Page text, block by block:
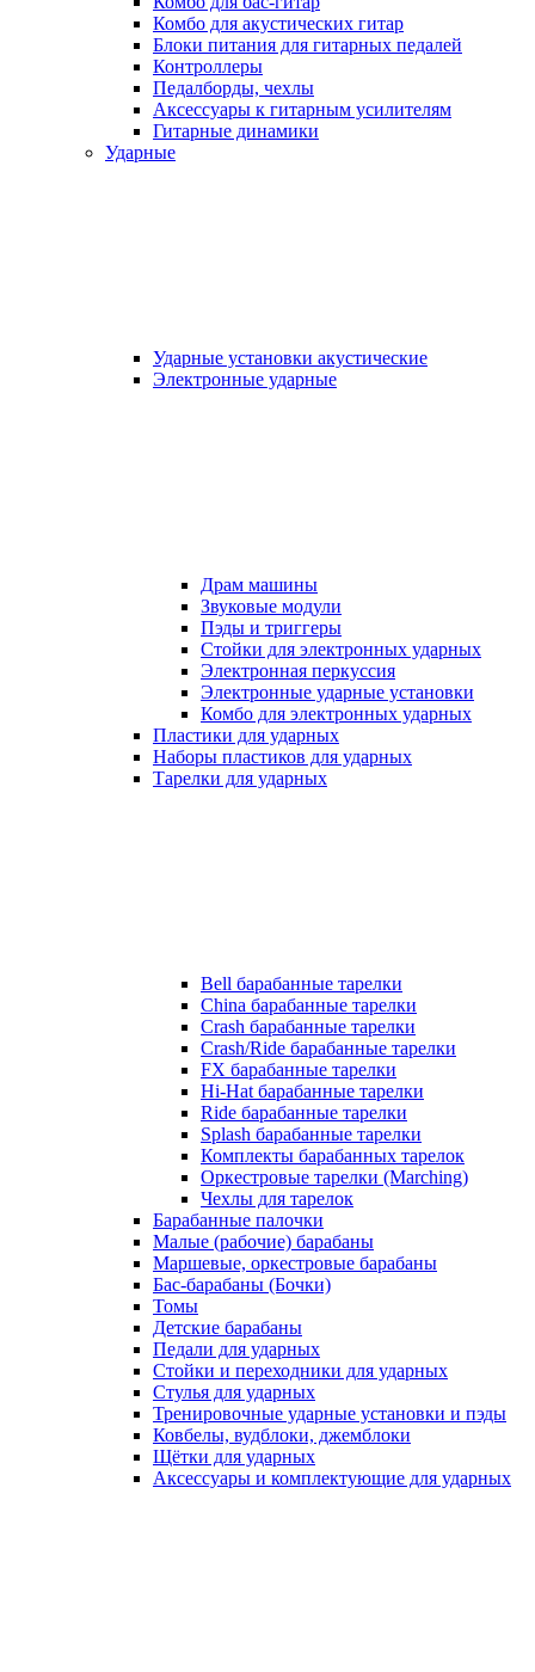
Комбо для акустических гитар
Блоки питания для гитарных педалей
Контроллеры
Педалборды, чехлы
Аксеcсуары к гитарным усилителям
Гитарные динамики
Ударные
Ударные установки акустические
Электронные ударные
Драм машины
Звуковые модули
Пэды и триггеры
Стойки для электронных ударных
Электронная перкуссия
Электронные ударные установки
Комбо для электронных ударных
Пластики для ударных
Наборы пластиков для ударных
Тарелки для ударных
Bell барабанные тарелки
China барабанные тарелки
Crash барабанные тарелки
Crash/Ride барабанные тарелки
FX барабанные тарелки
Hi-Hat барабанные тарелки
Ride барабанные тарелки
Splash барабанные тарелки
Комплекты барабанных тарелок
Оркестровые тарелки (Marching)
Чехлы для тарелок
Барабанные палочки
Малые (рабочие) барабаны
Маршевые, оркестровые барабаны
Бас-барабаны (Бочки)
Томы
Детские барабаны
Педали для ударных
Стойки и переходники для ударных
Стулья для ударных
Тренировочные ударные установки и пэды
Ковбелы, вудблоки, джемблоки
Щётки для ударных
Аксесcуары и комплектующие для ударных